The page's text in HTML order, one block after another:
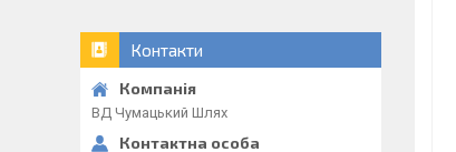
Контакти
ВД Чумацький Шлях